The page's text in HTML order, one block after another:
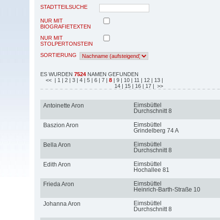
STADTTEILSUCHE
NUR MIT
BIOGRAFIETEXTEN
NUR MIT
STOLPERTONSTEIN
SORTIERUNG
ES WURDEN 7524 NAMEN GEFUNDEN
<< | 1 | 2 | 3 | 4 | 5 | 6 | 7 | 8 | 9 | 10 | 11 | 12 | 13 |
14 | 15 | 16 | 17 | >>
Antoinette Aron
Eimsbüttel
Durchschnitt 8
Baszion Aron
Eimsbüttel
Grindelberg 74 A
Bella Aron
Eimsbüttel
Durchschnitt 8
Edith Aron
Eimsbüttel
Hochallee 81
Frieda Aron
Eimsbüttel
Heinrich-Barth-Straße 10
Johanna Aron
Eimsbüttel
Durchschnitt 8